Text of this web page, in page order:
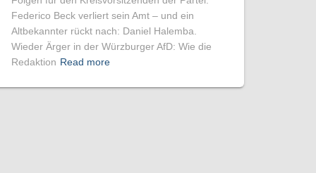
Federico Beck verliert sein Amt – und ein
Altbekannter rückt nach: Daniel Halemba.
Wieder Ärger in der Würzburger AfD: Wie die
Redaktion Read more